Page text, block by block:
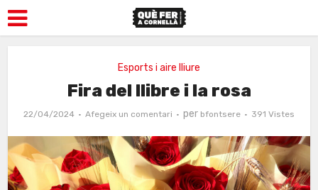
Esports i aire lliure
Fira del llibre i la rosa
22/04/2024 Afegeix un comentari per bfontsere 391 Vistes